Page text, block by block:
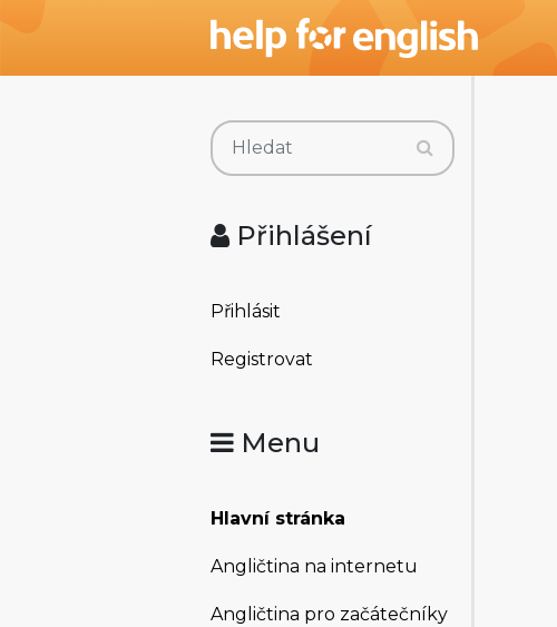
Přihlášení
Přihlásit
Registrovat
Menu
Hlavní stránka
Angličtina na internetu
Angličtina pro začátečníky